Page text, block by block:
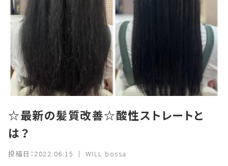
☆最新の髪質改善☆酸性ストレートと
は？
投稿日：2022.06.15 ｜ WILL bossa